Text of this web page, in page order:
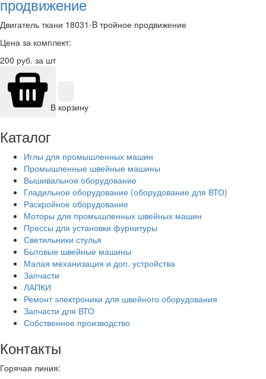
продвижение
Двигатель ткани 18031-B тройное продвижение
Цена за комплект:
200 руб. за шт
В корзину
Каталог
Иглы для промышленных машин
Промышленные швейные машины
Вышивальное оборудование
Гладильное оборудование (оборудование для ВТО)
Раскройное оборудование
Моторы для промышленных швейных машин
Прессы для установки фурнитуры
Светильники стулья
Бытовые швейные машины
Малая механизация и доп. устройства
Запчасти
ЛАПКИ
Ремонт электроники для швейного оборудования
Запчасти для ВТО
Собственное производство
Контакты
Горячая линия: